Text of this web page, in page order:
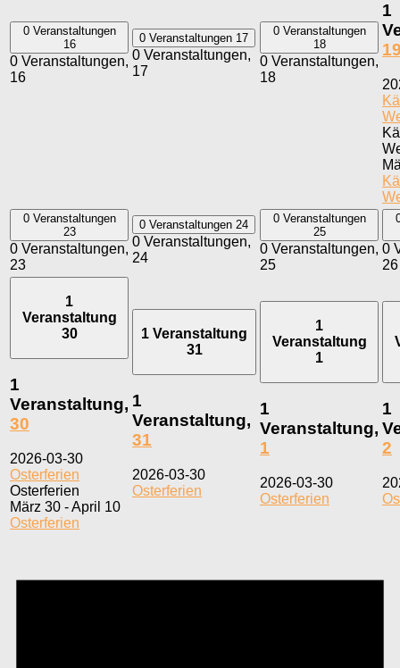
0 Veranstaltungen
16
0 Veranstaltungen,
16
0 Veranstaltungen 17
0 Veranstaltungen,
17
0 Veranstaltungen
18
0 Veranstaltungen,
18
1
0 Veranstaltungen
23
0 Veranstaltungen,
23
0 Veranstaltungen 24
0 Veranstaltungen,
24
0 Veranstaltungen
25
0 Veranstaltungen,
25
0
26
1
Veranstaltung
30
1
Veranstaltung,
30
2026-03-30
Osterferien
Osterferien
März 30 -April 10
Osterferien
1 Veranstaltung
31
1
Veranstaltung,
31
2026-03-30
Osterferien
1
Veranstaltung
1
1
Veranstaltung,
1
2026-03-30
Osterferien
1
2